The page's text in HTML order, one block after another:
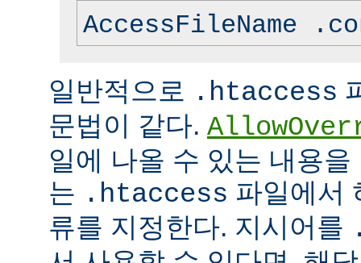
AccessFileName
일반적으로 .htaccess
문법이 같다.
일에 나올 수 있는 내용
는 .htaccess 파일에서
류를 지정한다. 지시어를